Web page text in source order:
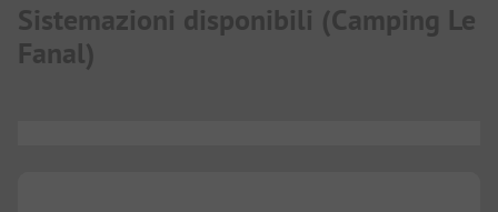
Sistemazioni disponibili (Camping Le
Fanal)